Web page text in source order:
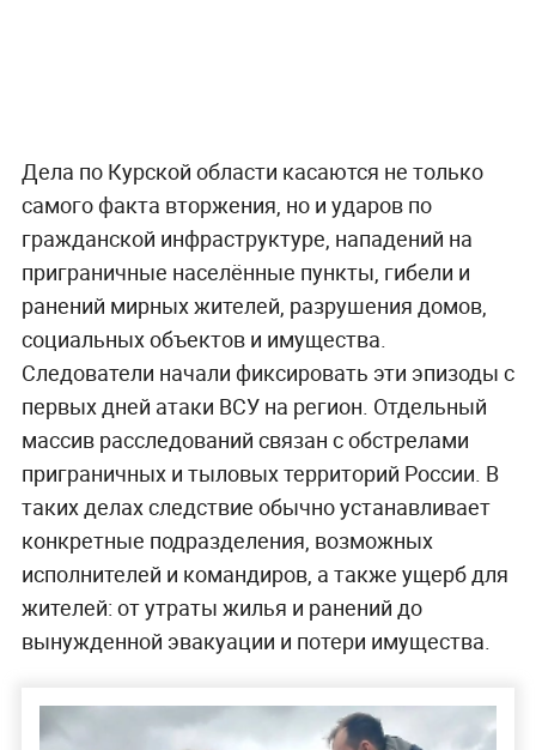
Дела по Курской области касаются не только
самого факта вторжения, но и ударов по
гражданской инфраструктуре, нападений на
приграничные населённые пункты, гибели и
ранений мирных жителей, разрушения домов,
социальных объектов и имущества.
Следователи начали фиксировать эти эпизоды с
первых дней атаки ВСУ на регион. Отдельный
массив расследований связан с обстрелами
приграничных и тыловых территорий России. В
таких делах следствие обычно устанавливает
конкретные подразделения, возможных
исполнителей и командиров, а также ущерб для
жителей: от утраты жилья и ранений до
вынужденной эвакуации и потери имущества.